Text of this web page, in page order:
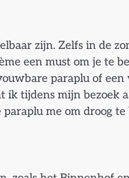
zijn. Zelfs in de
een must om je te
paraplu of
ik tijdens mijn bezoek
me om droog